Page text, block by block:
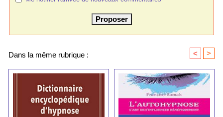
Dans la même rubrique : < >